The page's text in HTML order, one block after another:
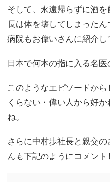
そして、永遠帰らずに酒
長は体を壊してしまった
病院もお偉いさんに紹介し
日本で何本の指に入る名医
このようなエピソードか
くらない・偉い人から好か
ね。
さらに中村歩社長と親交
んも下記のようにコメント